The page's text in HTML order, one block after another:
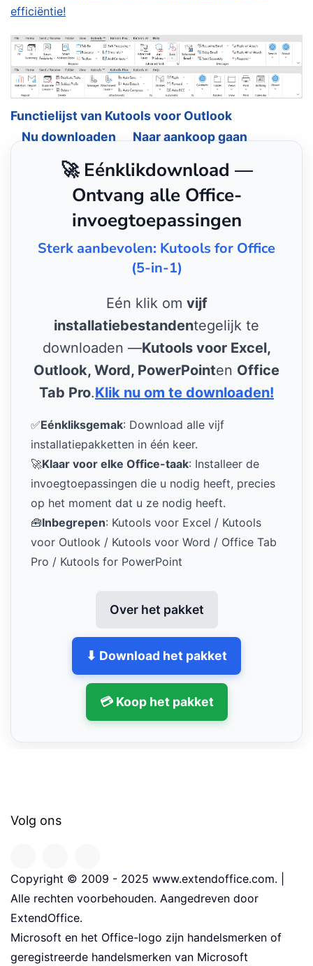
efficiëntie!
Functielijst van Kutools voor Outlook
Nu downloaden
Naar aankoop gaan
🚀 Eénklikdownload —
Ontvang alle Office-
invoegtoepassingen
Sterk aanbevolen: Kutools for Office
(5-in-1)
Eén klik om vijf
installatiebestandentegelijk te
downloaden —Kutools voor Excel,
Outlook, Word, PowerPointen Office
Tab Pro.Klik nu om te downloaden!
✅Eénkliksgemak: Download alle vijf
installatiepakketten in één keer.
🚀Klaar voor elke Office-taak: Installeer de
invoegtoepassingen die u nodig heeft, precies
op het moment dat u ze nodig heeft.
🧰Inbegrepen: Kutools voor Excel / Kutools
voor Outlook / Kutools voor Word / Office Tab
Pro / Kutools for PowerPoint
Over het pakket
⬇ Download het pakket
💳 Koop het pakket
Volg ons
Copyright © 2009 - 2025 www.extendoffice.com. |
Alle rechten voorbehouden. Aangedreven door
ExtendOffice.
Microsoft en het Office-logo zijn handelsmerken of
geregistreerde handelsmerken van Microsoft